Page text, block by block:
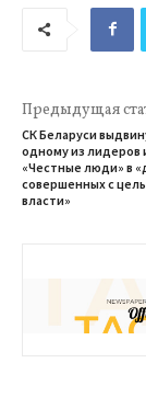
Предыдущая
СК Беларуси
одному из лидеров
«Честные люди» в
совершенных с
власти»